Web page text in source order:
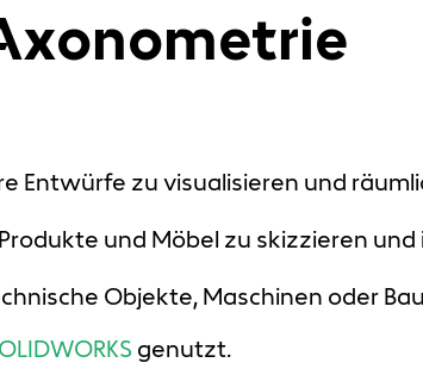
zu visualisieren und
und Möbel zu skizzieren und
Objekte, Maschinen oder
genutzt.